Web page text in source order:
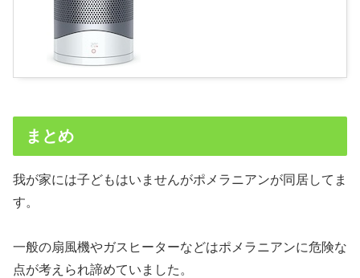
まとめ
我が家には子どもはいませんがポメラニアンが同居してま
す。
一般の扇風機やガスヒーターなどはポメラニアンに危険な
点が考えられ諦めていました。